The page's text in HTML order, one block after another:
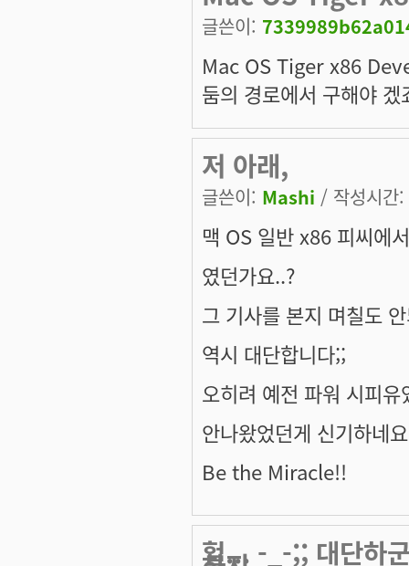
글쓴이:
Mac OS Tiger x86
둠의 경로에서 구해야 겠
저 아래,
글쓴이: Mashi / 작성시
맥 OS 일반 x86 피씨에
였던가요..?
그 기사를 본지 며칠도
역시 대단합니다;;
오히려 예전 파워 시피
안나왔었던게 신기하네
Be the Miracle!!
헐... -_-;; 대단하